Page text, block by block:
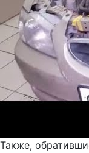
Также,